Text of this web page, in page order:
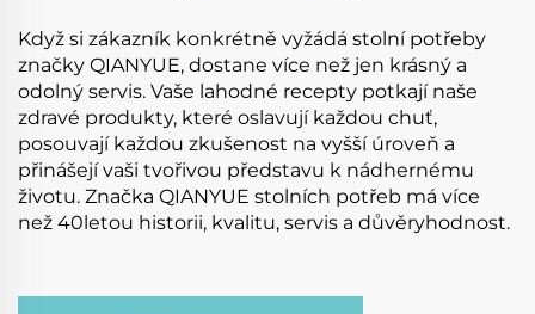
Když si zákazník konkrétně vyžádá stolní potřeby
značky QIANYUE, dostane více než jen krásný a
odolný servis. Vaše lahodné recepty potkají naše
zdravé produkty, které oslavují každou chuť,
posouvají každou zkušenost na vyšší úroveň a
přinášejí vaši tvořivou představu k nádhernému
životu. Značka QIANYUE stolních potřeb má více
než 40letou historii, kvalitu, servis a důvěryhodnost.